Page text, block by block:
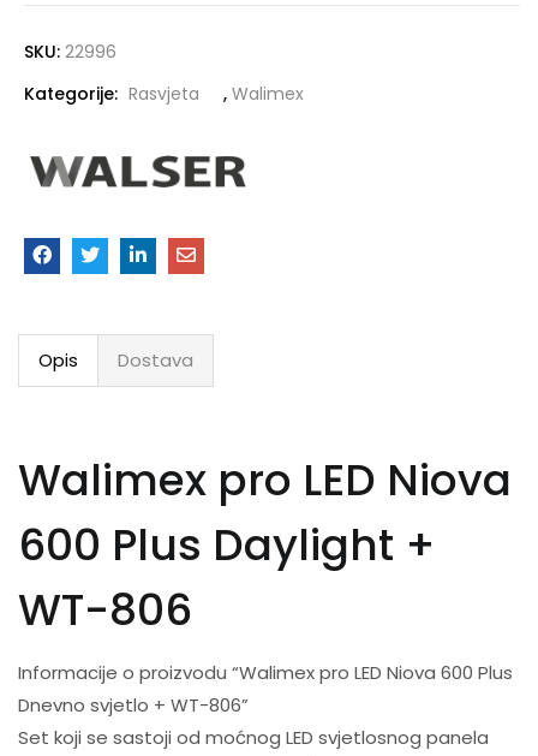
SKU: 22996
Kategorije: Rasvjeta , Walimex
Opis Dostava
Walimex pro LED Niova
600 Plus Daylight +
WT-806
Informacije o proizvodu “Walimex pro LED Niova 600 Plus
Dnevno svjetlo + WT-806”
Set koji se sastoji od moćnog LED svjetlosnog panela